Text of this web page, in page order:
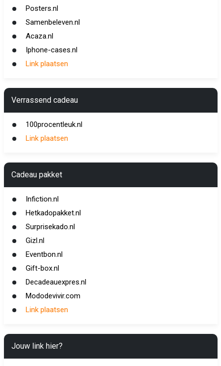
Posters.nl
Samenbeleven.nl
Acaza.nl
Iphone-cases.nl
Link plaatsen
Verrassend cadeau
100procentleuk.nl
Link plaatsen
Cadeau pakket
Infiction.nl
Hetkadopakket.nl
Surprisekado.nl
Gizl.nl
Eventbon.nl
Gift-box.nl
Decadeauexpres.nl
Mododevivir.com
Link plaatsen
Jouw link hier?